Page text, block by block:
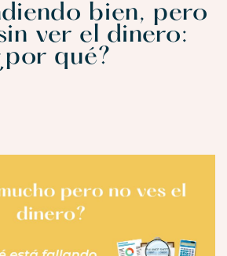
bien, pero
ver el dinero:
qué?